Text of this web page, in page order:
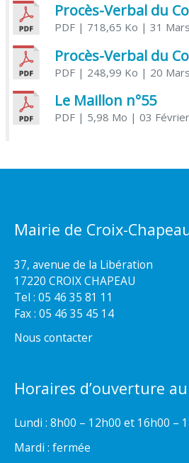
PDF| 718,65 Ko | 31
PDF| 248,99 Ko | 20
Le Maillon n°55
PDF| 5,98 Mo | 03
Mairie de Croix-
37, avenue de la Libération
17220 CROIX CHAPEAU
Tel : 05 46 35 81 11
Fax : 05 46 35 45 14
Nous contacter
Horaires d’ouverture
Lundi : 8h00 – 12h00 et 16h00 –
Mardi : fermée